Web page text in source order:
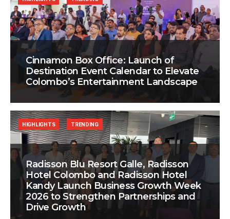
Cinnamon Box Office: Launch of
Destination Event Calendar to Elevate
Colombo’s Entertainment Landscape
Radisson Blu Resort Galle, Radisson
Hotel Colombo and Radisson Hotel
Kandy Launch Business Growth Week
2026 to Strengthen Partnerships and
Drive Growth
HIGHLIGHTS TRENDING